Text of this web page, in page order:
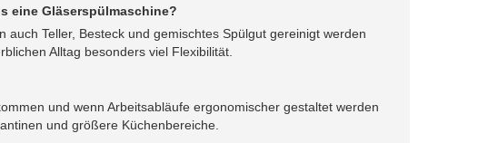
eine Gläserspülmaschine?
Teller, Besteck und gemischtes Spülgut gereinigt werden
Alltag besonders viel Flexibilität.
und wenn Arbeitsabläufe ergonomischer gestaltet werden
und größere Küchenbereiche.